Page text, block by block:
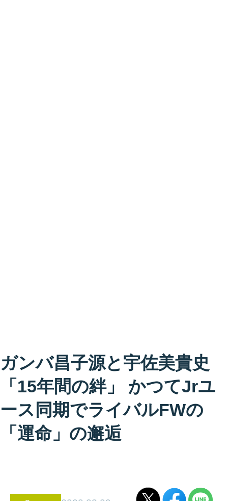
ガンバ昌子源と宇佐美貴史
「15年間の絆」 かつてJrユ
ース同期でライバルFWの
「運命」の邂逅